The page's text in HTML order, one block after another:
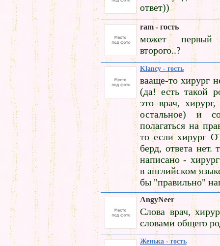
ответ))
ram - гость
может
второго..?
Klancy - гость
вааще-то хирург
(да! есть такой
это врач,
остальное) и
полагаться на
то если хирург
берд, ответа нет.
написано -
в английском
бы "правильно"
AngyNeer
Слова врач,
словами общего
Женька - гость